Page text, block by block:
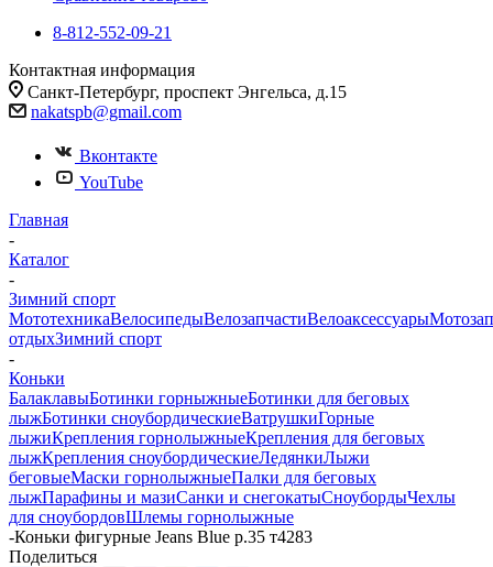
8-812-552-09-21
Контактная информация
Санкт-Петербург, проспект Энгельса, д.15
nakatspb@gmail.com
Вконтакте
YouTube
Главная
-
Каталог
-
Зимний спорт
МототехникаВелосипедыВелозапчастиВелоаксессуары
отдыхЗимний спорт
-
Коньки
БалаклавыБотинки горныжныеБотинки для беговых
лыжБотинки сноубордическиеВатрушкиГорные
лыжиКрепления горнолыжныеКрепления для беговых
лыжКрепления сноубордическиеЛедянкиЛыжи
беговыеМаски горнолыжныеПалки для беговых
лыжПарафины и мазиСанки и снегокатыСноубордыЧехлы
для сноубордовШлемы горнолыжные
-Коньки фигурные Jeans Blue р.35 т4283
Поделиться